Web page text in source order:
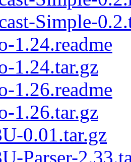
Simple-
1.24.readme
1.24.tar.gz
1.26.readme
1.26.tar.gz
0.01.tar.gz
Parser-